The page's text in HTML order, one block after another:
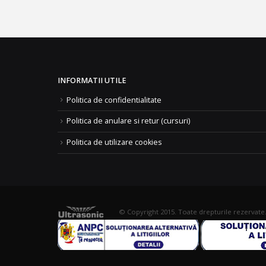
INFORMATII UTILE
Politica de confidentialitate
Politica de anulare si retur (cursuri)
Politica de utilizare cookies
© Copyright 2015. Toate drepturile rezervate.